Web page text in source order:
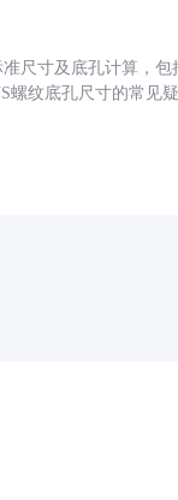
尺寸及底孔计算，
螺纹底孔尺寸的常